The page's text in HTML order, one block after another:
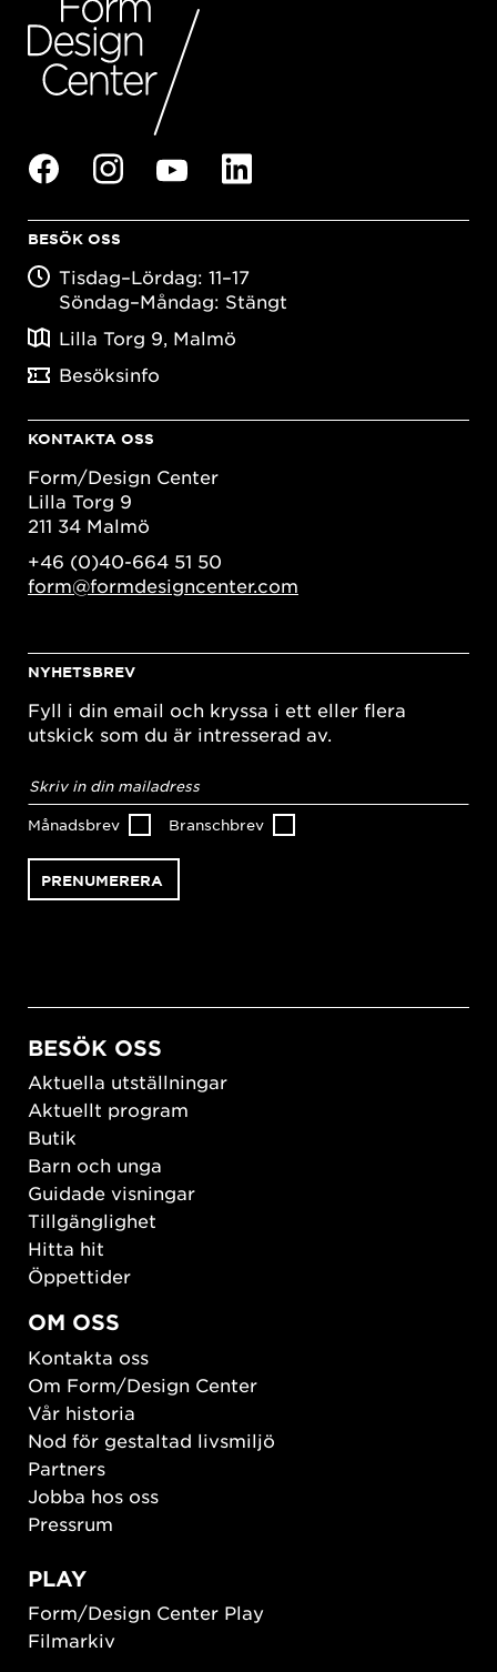
BESÖK OSS
Tisdag–Lördag: 11–17
Söndag–Måndag: Stängt
Lilla Torg 9, Malmö
Besöksinfo
KONTAKTA OSS
Form/Design Center
Lilla Torg 9
211 34 Malmö
+46 (0)40-664 51 50
form@formdesigncenter.com
NYHETSBREV
Fyll i din email och kryssa i ett eller flera
utskick som du är intresserad av.
postadress*
Månadsbrev Branschbrev
BESÖK OSS
Aktuella utställningar
Aktuellt program
Butik
Barn och unga
Guidade visningar
Tillgänglighet
Hitta hit
Öppettider
OM OSS
Kontakta oss
Om Form/Design Center
Vår historia
Nod för gestaltad livsmiljö
Partners
Jobba hos oss
Pressrum
PLAY
Form/Design Center Play
Filmarkiv